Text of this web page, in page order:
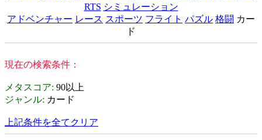
RTS シミュレーション
アドベンチャー レース スポーツ フライト パズル 格闘 カー
ド
現在の検索条件：
メタスコア: 90以上
ジャンル: カード
上記条件を全てクリア